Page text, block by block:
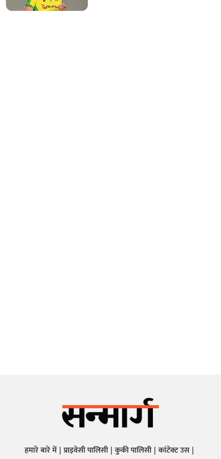
हमारे बारे में प्राइवेसी पालिसी कुकी पालिसी कांटेक्ट उस